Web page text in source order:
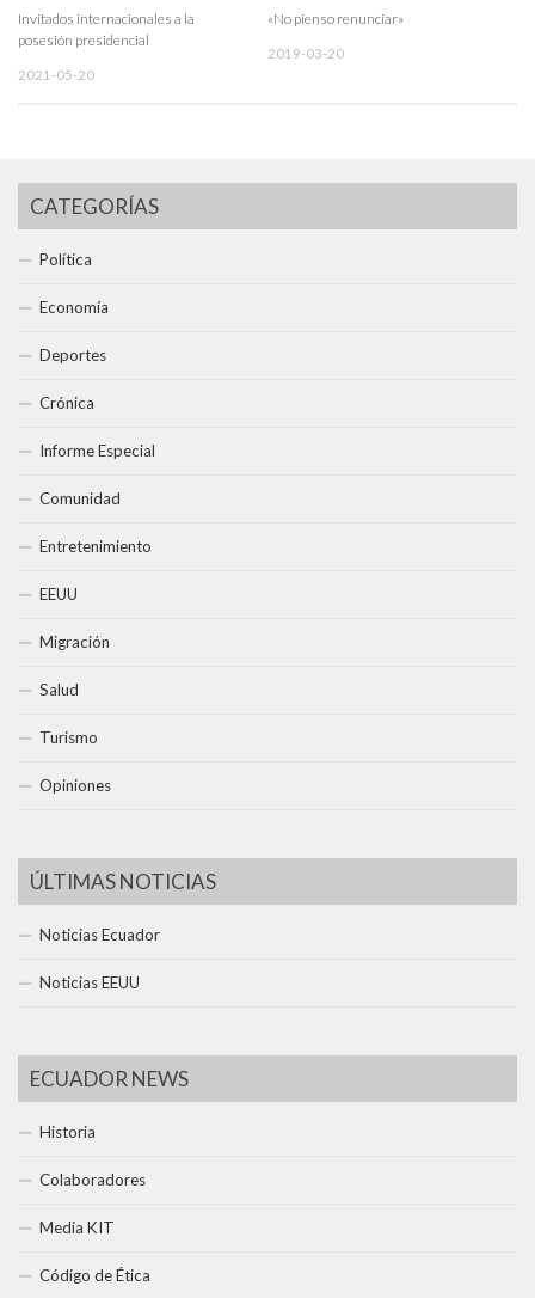
Invitados internacionales a la
posesión presidencial
2021-05-20
«No pienso renunciar»
2019-03-20
CATEGORÍAS
Política
Economía
Deportes
Crónica
Informe Especial
Comunidad
Entretenimiento
EEUU
Migración
Salud
Turismo
Opiniones
ÚLTIMAS NOTICIAS
Noticias Ecuador
Noticias EEUU
ECUADOR NEWS
Historia
Colaboradores
Media KIT
Código de Ética